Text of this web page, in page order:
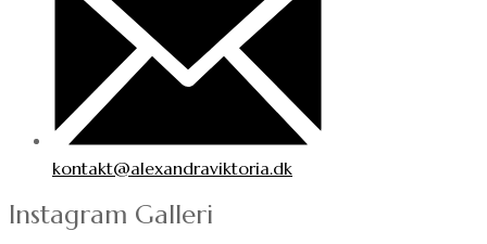
kontakt@alexandraviktoria.dk
Instagram Galleri